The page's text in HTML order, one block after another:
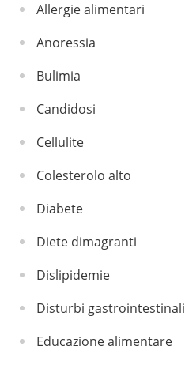
Allergie alimentari
Anoressia
Bulimia
Candidosi
Cellulite
Colesterolo alto
Diabete
Diete dimagranti
Dislipidemie
Disturbi gastrointestinali
Educazione alimentare